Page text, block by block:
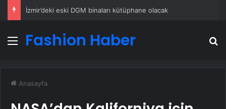
İzmir’deki eski DGM binaları kütüphane olacak
Menü
Fashion Haber
Anasayfa